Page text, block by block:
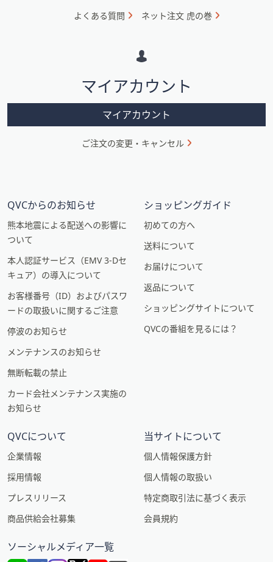
ン
よくある質問 ネット注文 虎の巻
マイアカウント
マイアカウント
ご注文の変更・キャンセル
QVCからのお知らせ
熊本地震による配送への影響に
ついて
本人認証サービス（EMV 3-Dセ
キュア）の導入について
お客様番号（ID）およびパスワ
ードの取扱いに関するご注意
停波のお知らせ
メンテナンスのお知らせ
無断転載の禁止
カード会社メンテナンス実施の
お知らせ
ショッピングガイド
初めての方へ
送料について
お届けについて
返品について
ショッピングサイトについて
QVCの番組を見るには？
QVCについて
企業情報
採用情報
プレスリリース
商品供給会社募集
当サイトについて
個人情報保護方針
個人情報の取扱い
特定商取引法に基づく表示
会員規約
ソーシャルメディア一覧